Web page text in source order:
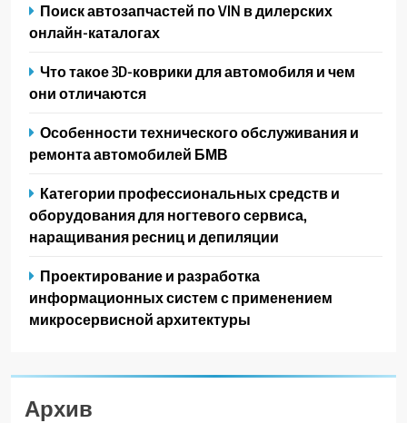
Поиск автозапчастей по VIN в дилерских
онлайн-каталогах
Что такое 3D-коврики для автомобиля и чем
они отличаются
Особенности технического обслуживания и
ремонта автомобилей БМВ
Категории профессиональных средств и
оборудования для ногтевого сервиса,
наращивания ресниц и депиляции
Проектирование и разработка
информационных систем с применением
микросервисной архитектуры
Архив